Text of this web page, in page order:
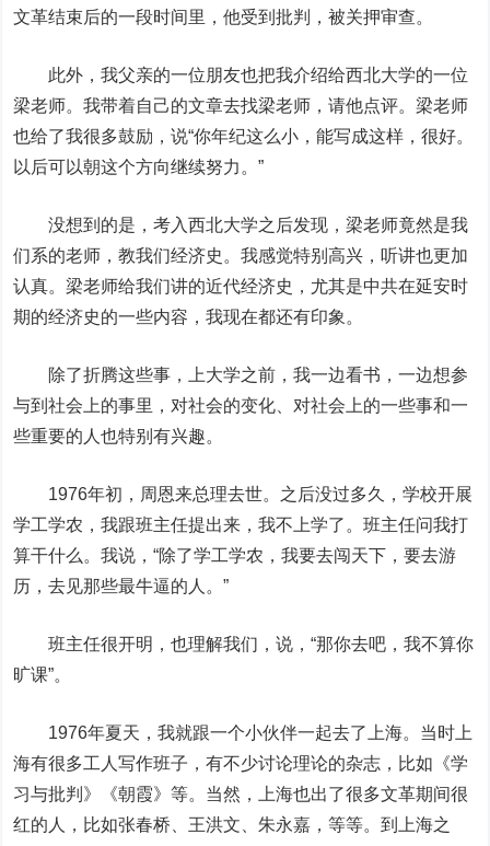
文革结束后的一段时间里，他受到批判，被关押审查。
此外，我父亲的一位朋友也把我介绍给西北大学的一位
梁老师。我带着自己的文章去找梁老师，请他点评。梁老师
也给了我很多鼓励，说“你年纪这么小，能写成这样，很好。
以后可以朝这个方向继续努力。”
没想到的是，考入西北大学之后发现，梁老师竟然是我
们系的老师，教我们经济史。我感觉特别高兴，听讲也更加
认真。梁老师给我们讲的近代经济史，尤其是中共在延安时
期的经济史的一些内容，我现在都还有印象。
除了折腾这些事，上大学之前，我一边看书，一边想参
与到社会上的事里，对社会的变化、对社会上的一些事和一
些重要的人也特别有兴趣。
1976年初，周恩来总理去世。之后没过多久，学校开展
学工学农，我跟班主任提出来，我不上学了。班主任问我打
算干什么。我说，“除了学工学农，我要去闯天下，要去游
历，去见那些最牛逼的人。”
班主任很开明，也理解我们，说，“那你去吧，我不算你
旷课”。
1976年夏天，我就跟一个小伙伴一起去了上海。当时上
海有很多工人写作班子，有不少讨论理论的杂志，比如《学
习与批判》《朝霞》等。当然，上海也出了很多文革期间很
红的人，比如张春桥、王洪文、朱永嘉，等等。到上海之